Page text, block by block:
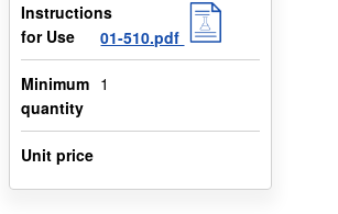
Instructions
for Use
01-510.pdf
Minimum
quantity
1
Unit price